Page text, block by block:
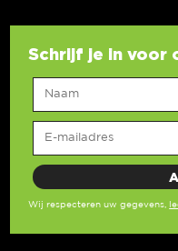
Schrijf je in voor
Wij respecteren uw gegevens,